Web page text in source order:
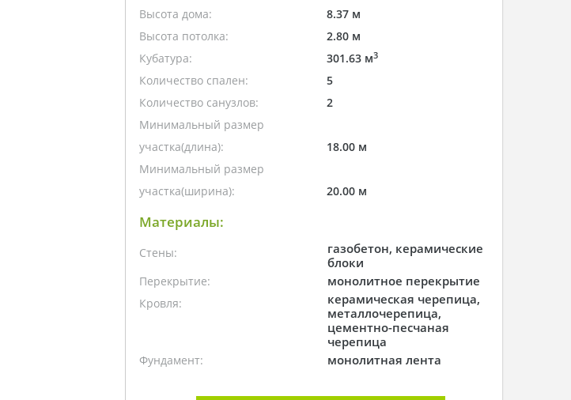
Высота дома:
8.37 м
Высота потолка:
2.80 м
Кубатура:
301.63 м3
Количество спален:
5
Количество санузлов:
2
Минимальный размер
участка(длина):
18.00 м
Минимальный размер
участка(ширина):
20.00 м
Материалы:
Стены:
газобетон, керамические
блоки
Перекрытие: монолитное перекрытие
Кровля:
керамическая черепица,
металлочерепица,
цементно-песчаная
черепица
Фундамент: монолитная лента